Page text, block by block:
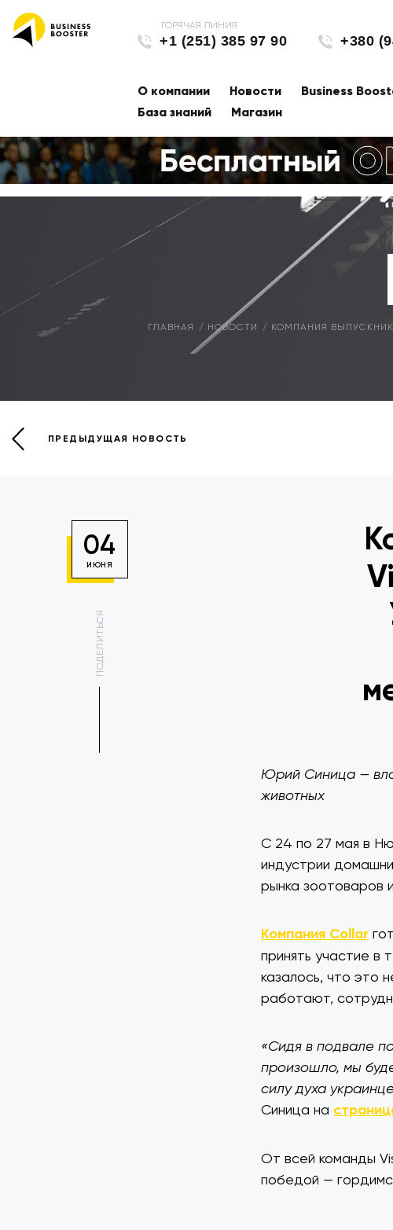
+1 (251) 385 97 90 +380
О компании Новости Business
База знаний
Магазин
ГЛАВНАЯ НОВОСТИ КОМПАНИЯ
ПРЕДЫДУЩАЯ НОВОСТЬ
04
ИЮНЯ
ПОДЕЛИТЬСЯ
Юрий Синица —
животных
С 24 по 27 мая в
индустрии
рынка зоотоваров
Компания Collar
принять участие в
казалось, что это
работают,
«Сидя в подвале
произошло, мы
силу духа
Синица на
От всей команды
победой —